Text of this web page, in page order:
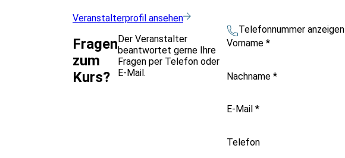
Veranstalterprofil ansehen
Fragen
zum
Kurs?
Der Veranstalter
beantwortet gerne Ihre
Fragen per Telefon oder
E-Mail.
Telefonnummer anzeigen
Vorname*
Nachname*
E-Mail*
Telefon